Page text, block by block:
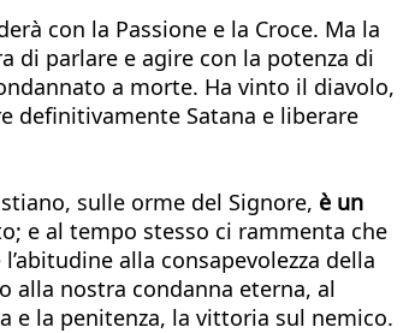
con la Passione e la Croce. Ma la
di parlare e agire con la potenza di
a morte. Ha vinto il diavolo,
definitivamente Satana e liberare
sulle orme del Signore, è un
e al tempo stesso ci rammenta che
alla consapevolezza della
alla nostra condanna eterna, al
e la penitenza, la vittoria sul nemico.